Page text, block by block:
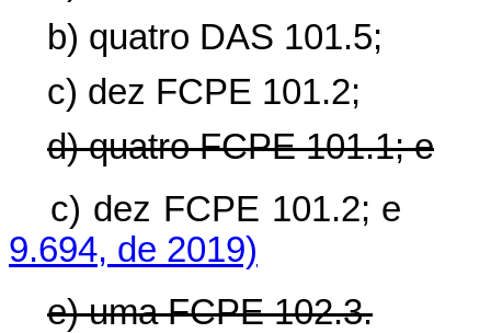
b) quatro DAS 101.5;
c) dez FCPE 101.2;
d) quatro FCPE 101.1; e
c) dez FCPE
9.694, de 2019)
e) uma FCPE 102.3.